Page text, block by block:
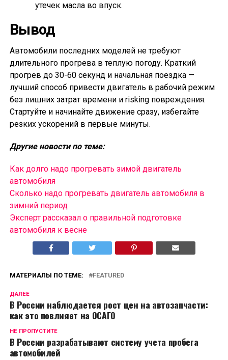
утечек масла во впуск.
Вывод
Автомобили последних моделей не требуют
длительного прогрева в теплую погоду. Краткий
прогрев до 30-60 секунд и начальная поездка —
лучший способ привести двигатель в рабочий режим
без лишних затрат времени и risking повреждения.
Стартуйте и начинайте движение сразу, избегайте
резких ускорений в первые минуты.
Другие новости по теме:
Как долго надо прогревать зимой двигатель
автомобиля
Сколько надо прогревать двигатель автомобиля в
зимний период
Эксперт рассказал о правильной подготовке
автомобиля к весне
МАТЕРИАЛЫ ПО ТЕМЕ: FEATURED
ДАЛЕЕ
В России наблюдается рост цен на автозапчасти:
как это повлияет на ОСАГО
НЕ ПРОПУСТИТЕ
В России разрабатывают систему учета пробега
автомобилей